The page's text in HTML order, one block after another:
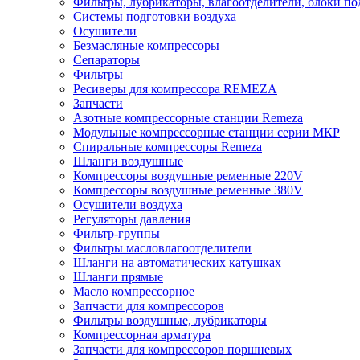
Системы подготовки воздуха
Осушители
Безмасляные компрессоры
Сепараторы
Фильтры
Ресиверы для компрессора REMEZA
Запчасти
Азотные компрессорные станции Remeza
Модульные компрессорные станции серии МКР
Спиральные компрессоры Remeza
Шланги воздушные
Компрессоры воздушные ременные 220V
Компрессоры воздушные ременные 380V
Осушители воздуха
Регуляторы давления
Фильтр-группы
Фильтры масловлагоотделители
Шланги на автоматических катушках
Шланги прямые
Масло компрессорное
Запчасти для компрессоров
Фильтры воздушные, лубрикаторы
Компрессорная арматура
Запчасти для компрессоров поршневых